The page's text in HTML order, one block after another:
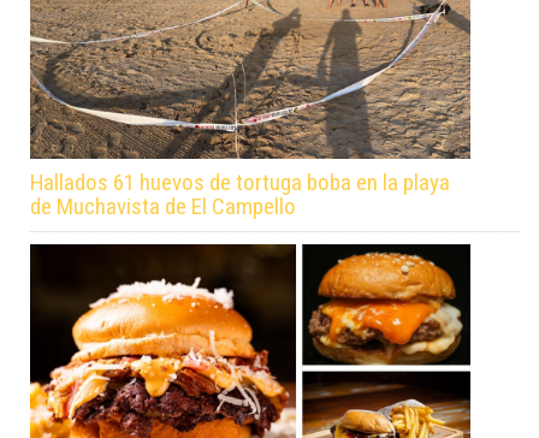
Hallados 61 huevos de tortuga boba en la playa
de Muchavista de El Campello